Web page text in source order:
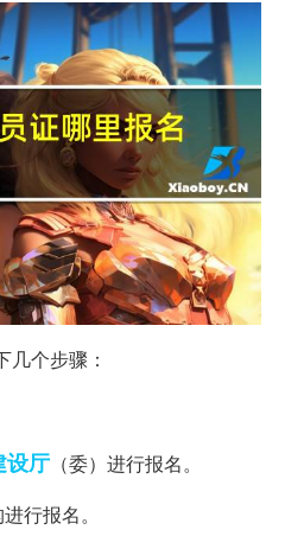
个步骤：
设厅 （委）进行报名。
行报名。